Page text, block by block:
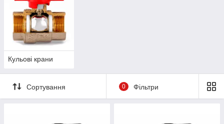
Кульові крани
Сортування 0 Фільтри